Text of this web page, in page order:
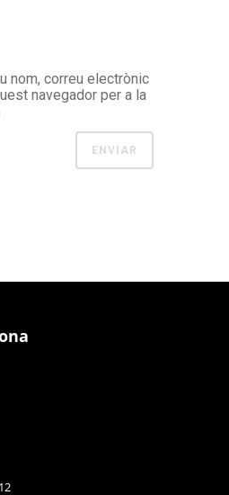
nom, correu electrònic
navegador per a la